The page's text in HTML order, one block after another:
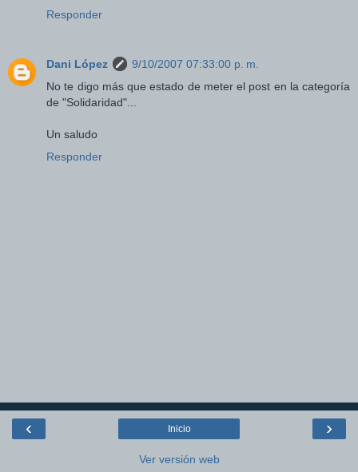
Responder
Dani López
9/10/2007 07:33:00 p. m.
No te digo más que estado de meter el post en la categoría
de "Solidaridad"...
Un saludo
Responder
‹ ›
Inicio
Ver versión web